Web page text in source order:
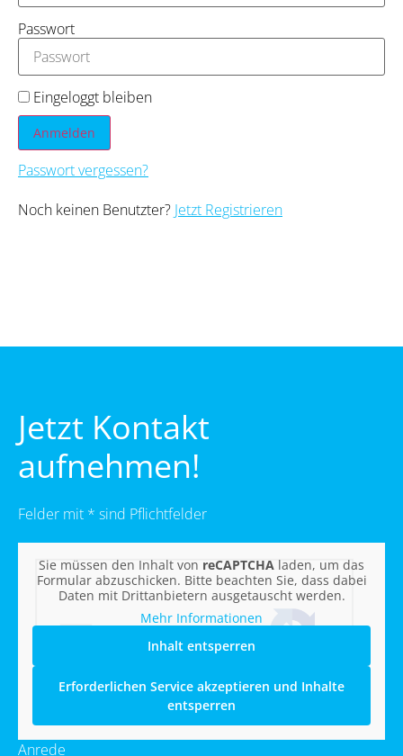
Passwort
Eingeloggt bleiben
Anmelden
Passwort vergessen?
Noch keinen Benutzter? Jetzt Registrieren
Jetzt Kontakt
aufnehmen!
Felder mit * sind Pflichtfelder
Sie müssen den Inhalt von reCAPTCHA laden, um das
Formular abzuschicken. Bitte beachten Sie, dass dabei
Daten mit Drittanbietern ausgetauscht werden.
Mehr Informationen
Inhalt entsperren
Erforderlichen Service akzeptieren und Inhalte
entsperren
Anrede